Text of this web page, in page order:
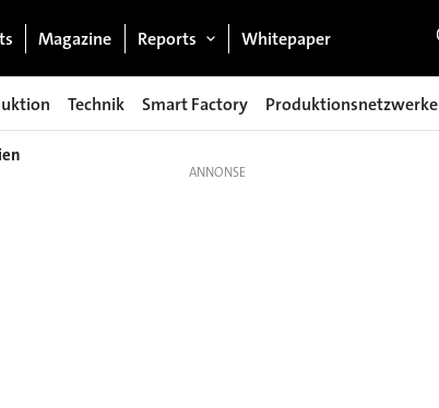
Magazine Reports Whitepaper
Technik Smart Factory Produktionsnetzwerke